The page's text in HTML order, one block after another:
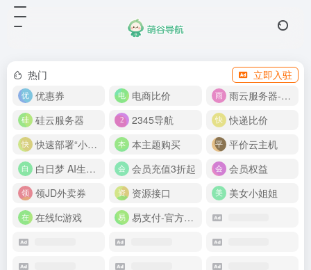
热门
立即入驻
优惠券
电商比价
雨云服务器-新人首月 5 折
硅云服务器
2345导航
快递比价
快速部署“小龙虾”
本主题购买
平价云主机
白日梦 AI生成50分钟视频
会员充值3折起
会员权益
领JD外卖券
资源接口
美女小姐姐
在线fc游戏
易支付-官方网站